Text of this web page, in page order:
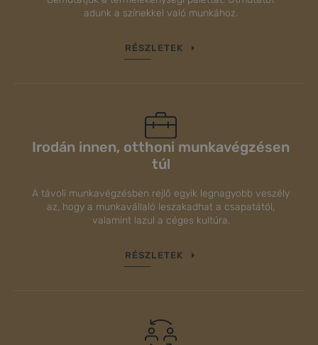
adunk a színekkel való munkához.
RÉSZLETEK
Irodán innen, otthoni munkavégzésen
túl
A távoli munkavégzésben rejlő egyik legnagyobb veszély
az, hogy a munkavállaló leszakadhat a csapatától,
valamint lazul a céges kultúra.
RÉSZLETEK